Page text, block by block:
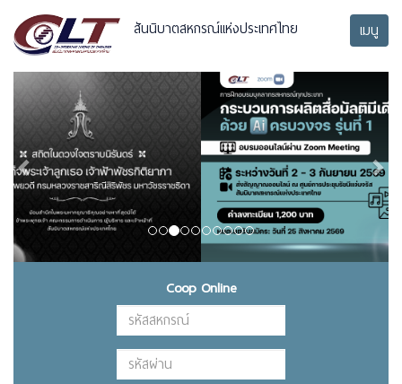
สันนิบาตสหกรณ์แห่งประเทศไทย เมนู
Previous
Coop Online